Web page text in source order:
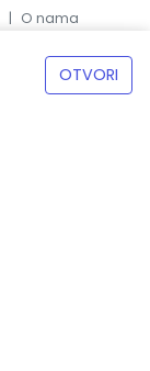
OTVORI
| O nama